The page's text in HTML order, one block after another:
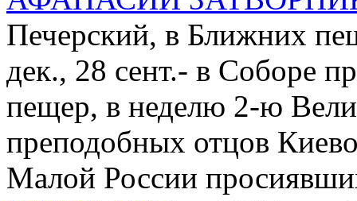
Печерский, в Ближних
дек., 28 сент.- в Соборе
пещер, в неделю 2-ю
преподобных отцов
Малой России